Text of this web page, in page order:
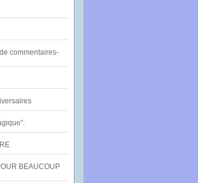
commentaires-
BEAUCOUP